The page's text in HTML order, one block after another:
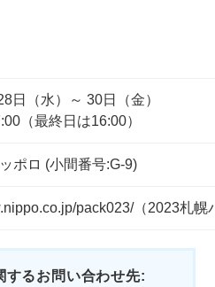
日（水）～ 30日（金）
（最終日は16:00）
ポロ (小間番号:G-9)
pack023/（2023札
するお問い合わせ先: